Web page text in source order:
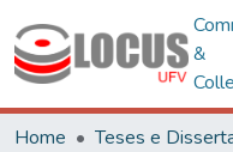
&
Home
Teses e